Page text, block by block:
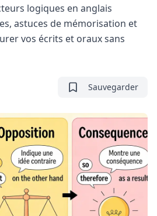
logiques en anglais
astuces de mémorisation et
vos écrits et oraux sans
Sauvegarder